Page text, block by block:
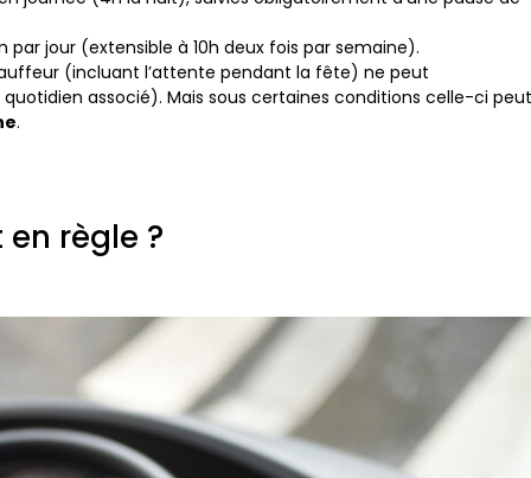
jour (extensible à 10h deux fois par semaine).
(incluant l’attente pendant la fête) ne peut
associé). Mais sous certaines conditions celle-ci peut
.
règle ?